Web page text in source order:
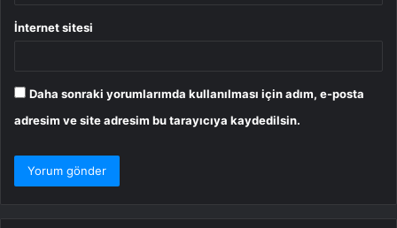
İnternet sitesi
Daha sonraki yorumlarımda kullanılması için adım, e-posta
adresim ve site adresim bu tarayıcıya kaydedilsin.